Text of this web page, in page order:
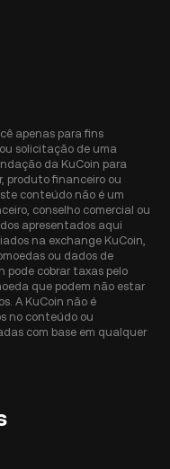
apenas para fins
solicitação de uma
da KuCoin para
produto financeiro ou
conteúdo não é um
conselho comercial ou
apresentados aqui
na exchange KuCoin,
ou dados de
pode cobrar taxas pelo
que podem não estar
A KuCoin não é
no conteúdo ou
com base em qualquer